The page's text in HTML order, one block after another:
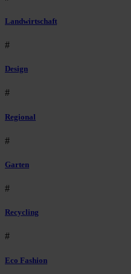
Landwirtschaft
#
Design
#
Regional
#
Garten
#
Recycling
#
Eco Fashion